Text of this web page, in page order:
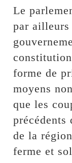
Le
par
forme de
moyens
que les
précédents
de la
ferme et